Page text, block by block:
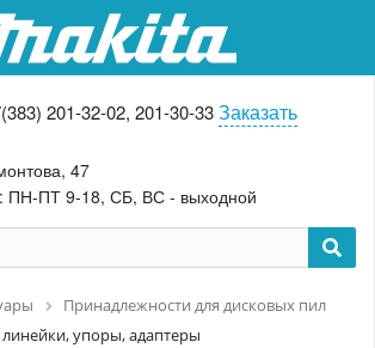
201-32-02, 201-30-33Заказать
47
ПН-ПТ 9-18, СБ, ВС - выходной
Принадлежности для дисковых пил
упоры, адаптеры